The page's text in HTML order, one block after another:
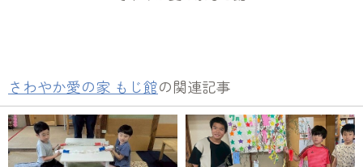
さわやか愛の家 もじ館の関連記事